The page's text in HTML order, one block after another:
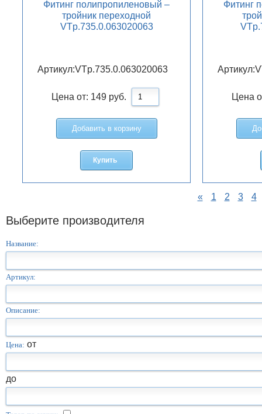
Выберите производителя
Название:
Артикул:
Описание:
Цена: от
до
Фитинг полипропиленовый –
тройник переходной
VTp.735.0.063020063
Артикул:VTp.735.0.063020063
Цена от: 149 руб.
Добавить в корзину
Купить
Фитинг
Артикул:
Цена
« 1 2 3 4